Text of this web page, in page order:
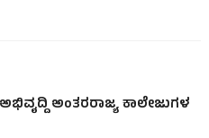
ಅಂತರರಾಜ್ಯ ಕಾಲೇಜುಗಳ